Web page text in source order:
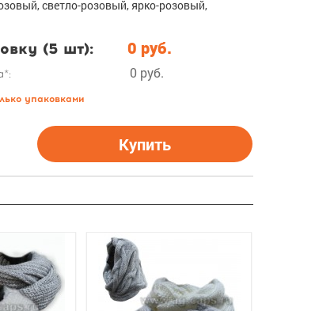
светло-розовый, ярко-розовый,
(5 шт): 0 руб.
0 руб.
упаковками
Купить